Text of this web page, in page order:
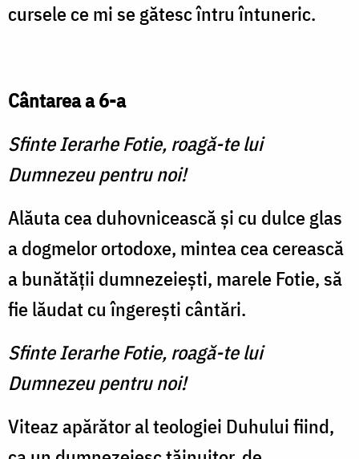
cursele ce mi se gătesc întru întuneric.
Cântarea a 6-a
Sfinte Ierarhe Fotie, roagă-te lui
Dumnezeu pentru noi!
Alăuta cea duhovnicească și cu dulce glas
a dogmelor ortodoxe, mintea cea cerească
a bunătății dumnezeiești, marele Fotie, să
fie lăudat cu îngerești cântări.
Sfinte Ierarhe Fotie, roagă-te lui
Dumnezeu pentru noi!
Viteaz apărător al teologiei Duhului fiind,